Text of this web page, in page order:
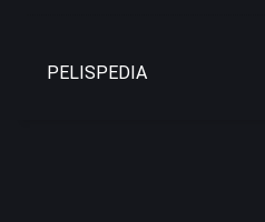
PELISPEDIA